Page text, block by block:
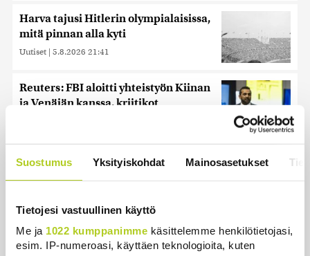
Suostumus Yksityiskohdat Mainosasetukset
Tietojesi vastuullinen käyttö
Me ja 1022 kumppanimme käsittelemme henkilötietojasi,
esim. IP-numeroasi, käyttäen teknologioita, kuten
Harva tajusi Hitlerin olympialaisissa,
mitä pinnan alla kyti
Uutiset | 5.8.2026 21:41
Reuters: FBI aloitti yhteistyön Kiinan
ja Venäjän kanssa, kriitikot
Lohi roimi Purran esitystä Ylellä: ”Nyt
olisi ollut viimeinen hetki ottaa järki
Uutiset | 5.8.2026 14:40
Nämä ihmiset sairastuvat muita